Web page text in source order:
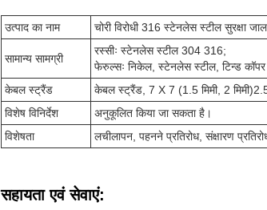
उत्पाद का नाम चोरी विरोधी 316 स्टेनलेस स्टील सुरक्षा जाल
सामान्य सामग्री
रस्सीः स्टेनलेस स्टील 304 316;
फेरुल्सः निकेल, स्टेनलेस स्टील, टिन्ड कॉपर
केबल स्ट्रैंड
केबल स्ट्रैंड, 7 X 7 (1.5 मिमी, 2 मिमी)2.5
विशेष विनिर्देश
अनुकूलित किया जा सकता है।
विशेषता
लचीलापन, पहनने प्रतिरोध, संक्षारण
सहायता एवं सेवाएं: